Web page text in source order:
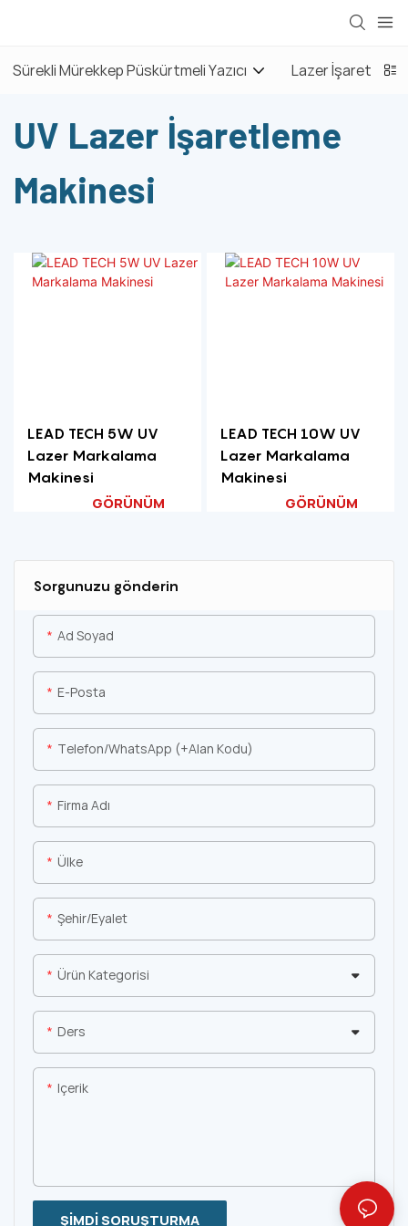
Sürekli Mürekkep Püskürtmeli Yazıcı Lazer İşaretleme
Sorgunuzu gönderin
Ad Soyad
E-Posta
Telefon/WhatsApp (+alan Kodu)
Firma Adı
Ülke
Şehir/eyalet
Ürün Kategorisi
Ders
Içerik
ŞIMDI SORUŞTURMA
UV Lazer İşaretleme
Makinesi
LEAD TECH 5W UV
Lazer Markalama
Makinesi
GÖRÜNÜM
LEAD TECH 10W UV
Lazer Markalama
Makinesi
GÖRÜNÜM